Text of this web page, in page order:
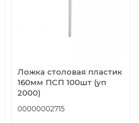
Ложка столовая пластик
160мм ПСП 100шт (уп
2000)
00000002715